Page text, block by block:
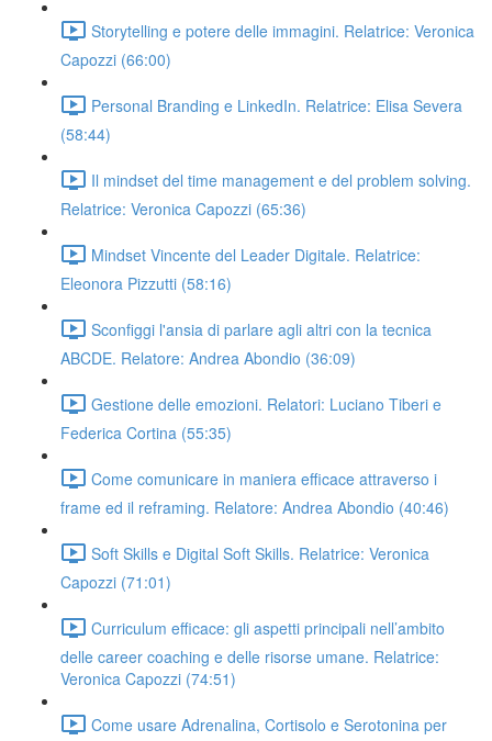
Storytelling e potere delle immagini. Relatrice: Veronica
Capozzi (66:00)
Personal Branding e LinkedIn. Relatrice: Elisa Severa
(58:44)
Il mindset del time management e del problem solving.
Relatrice: Veronica Capozzi (65:36)
Mindset Vincente del Leader Digitale. Relatrice:
Eleonora Pizzutti (58:16)
Sconfiggi l'ansia di parlare agli altri con la tecnica
ABCDE. Relatore: Andrea Abondio (36:09)
Gestione delle emozioni. Relatori: Luciano Tiberi e
Federica Cortina (55:35)
Come comunicare in maniera efficace attraverso i
frame ed il reframing. Relatore: Andrea Abondio (40:46)
Soft Skills e Digital Soft Skills. Relatrice: Veronica
Capozzi (71:01)
Curriculum efficace: gli aspetti principali nell’ambito
delle career coaching e delle risorse umane. Relatrice:
Veronica Capozzi (74:51)
Come usare Adrenalina, Cortisolo e Serotonina per